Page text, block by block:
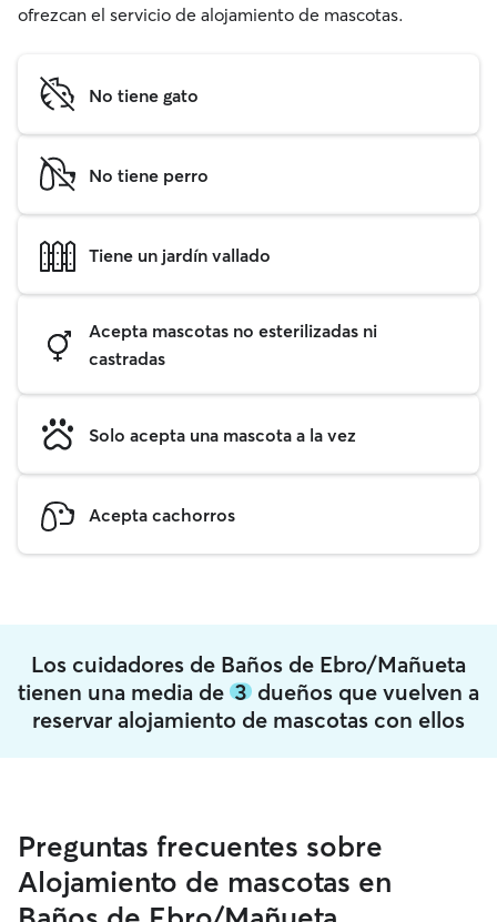
ofrezcan el servicio de alojamiento de mascotas.
No tiene gato
No tiene perro
Tiene un jardín vallado
Acepta mascotas no esterilizadas ni
castradas
Solo acepta una mascota a la vez
Acepta cachorros
Los cuidadores de Baños de Ebro/Mañueta
tienen una media de 3 dueños que vuelven a
reservar alojamiento de mascotas con ellos
Preguntas frecuentes sobre
Alojamiento de mascotas en